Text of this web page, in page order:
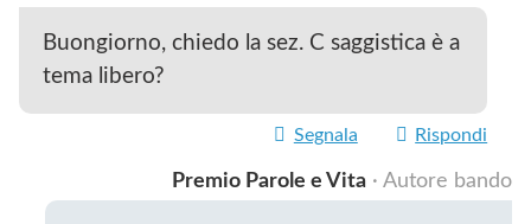
Buongiorno, chiedo la sez. C saggistica è a
tema libero?
Segnala Rispondi
Premio Parole e Vita · Autore bando